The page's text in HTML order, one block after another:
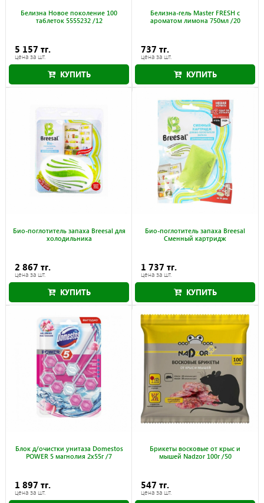
Белизна Новое поколение 100
таблеток 5555232 /12
5 157 тг.
цена за шт.
КУПИТЬ
Белизна-гель Master FRESH с
ароматом лимона 750мл /20
737 тг.
цена за шт.
КУПИТЬ
Био-поглотитель запаха Breesal для
холодильника
2 867 тг.
цена за шт.
КУПИТЬ
Био-поглотитель запаха Breesal
Сменный картридж
1 737 тг.
цена за шт.
КУПИТЬ
Блок д/очистки унитаза Domestos
POWER 5 магнолия 2x55г /7
1 897 тг.
цена за шт.
Брикеты восковые от крыс и
мышей Nadzor 100г /50
547 тг.
цена за шт.